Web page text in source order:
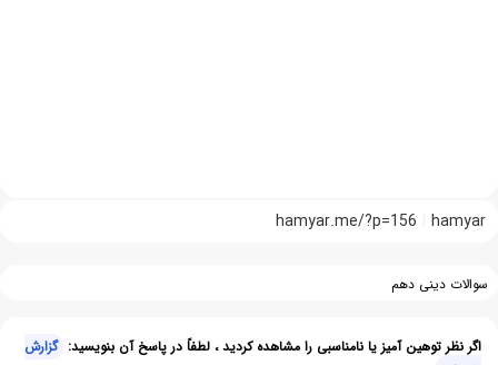
hamyar
hamyar.me/?p=156
سوالات دینی دهم
اگر نظر توهین آمیز یا نامناسبی را مشاهده کردید ، لطفاً در پاسخ آن بنویسید: گزارش